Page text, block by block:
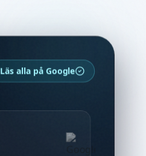
Läs alla på Google